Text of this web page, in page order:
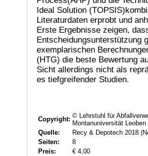
Ideal Solution
Literaturdaten erprobt und
Erste Ergebnisse zeigen,
Entscheidungsunterstützung
exemplarischen
(HTG) die beste Bewertung
Sicht allerdings nicht als
es tiefgreifender Studien.
Copyright: © Lehrstuhl für
Montanuniversität Leoben
Quelle:
Recy & Depotech 2018
Seiten:
8
Preis:
€ 4,00